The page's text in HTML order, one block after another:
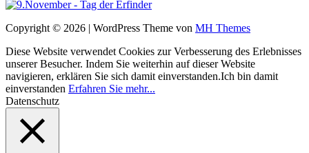
Copyright © 2026 | WordPress Theme von MH Themes
Diese Website verwendet Cookies zur Verbesserung des Erlebnisses
unserer Besucher. Indem Sie weiterhin auf dieser Website
navigieren, erklären Sie sich damit einverstanden.Ich bin damit
einverstanden Erfahren Sie mehr...
Datenschutz